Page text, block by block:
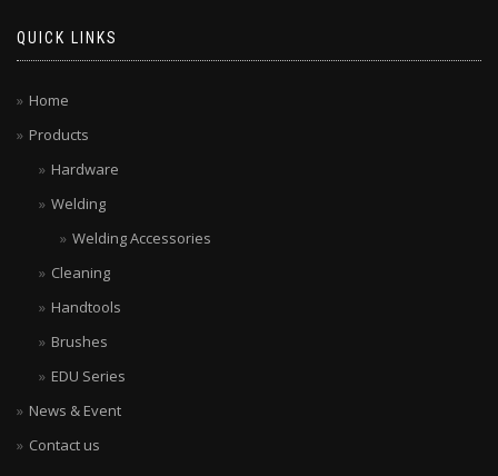
QUICK LINKS
Home
Products
Hardware
Welding
Welding Accessories
Cleaning
Handtools
Brushes
EDU Series
News & Event
Contact us